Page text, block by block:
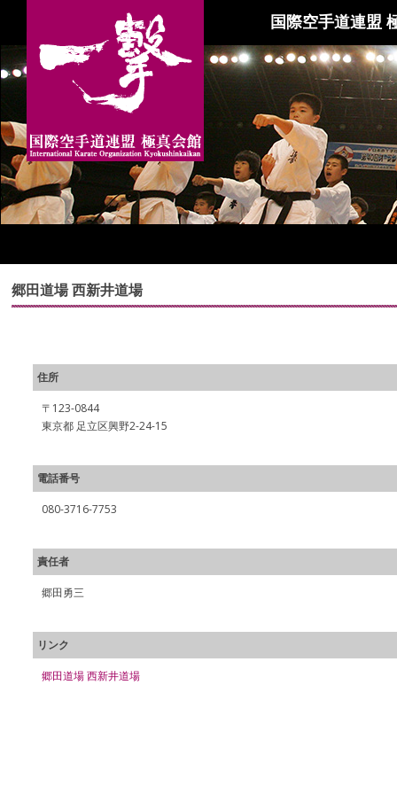
国際空手道連盟
郷田道場 西新井道場
住所
〒123-0844
東京都 足立区興野2-24-15
電話番号
080-3716-7753
責任者
郷田勇三
リンク
郷田道場 西新井道場